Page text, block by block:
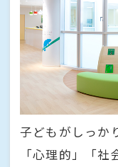
子どもがしっか
「心理的」「